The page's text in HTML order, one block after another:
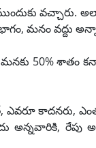
మనం వద్దు
50% శాతం
ఎవరూ కాదనరు,
అన్నవారికి,